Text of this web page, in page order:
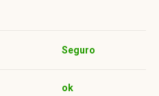
Seguro
ok